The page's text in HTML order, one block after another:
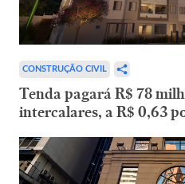
CONSTRUÇÃO CIVIL
Tenda pagará R$ 78
intercalares, a R$ 0,63